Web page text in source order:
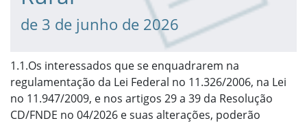
de 3 de junho de 2026
1.1.Os interessados que se enquadrarem na
regulamentação da Lei Federal no 11.326/2006, na Lei
no 11.947/2009, e nos artigos 29 a 39 da Resolução
CD/FNDE no 04/2026 e suas alterações, poderão